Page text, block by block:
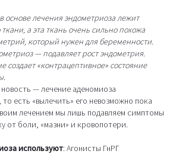
основе лечения эндометриоза лежит
а эта ткань очень сильно похожа
который нужен для беременности.
— подавляет рост эндометрия.
создает «контрацептивное» состояние
— лечение аденомиоза
есть «вылечить» его невозможно пока
лечением мы лишь подавляем симптомы
от боли, «мазни» и кровопотери.
используют: Агонисты ГнРГ